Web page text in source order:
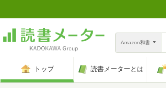
Amazon和書
トップ 読書メーターとは